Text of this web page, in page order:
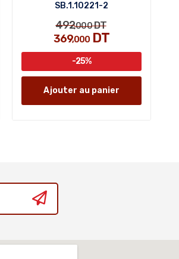
SB.1.10221-2
492,000DT
369,000 DT
-25%
Ajouter au panier